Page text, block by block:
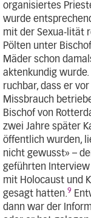
organisiertes
wurde
mit der Sexua-lität
Pölten unter
Mäder schon
aktenkundig wurde.
ruchbar, dass er
Missbrauch
Bischof von
zwei Jahre später
öffentlich wurden,
nicht gewusst» –
geführten Interview
mit Holocaust und
gesagt hatten.9
dann war der